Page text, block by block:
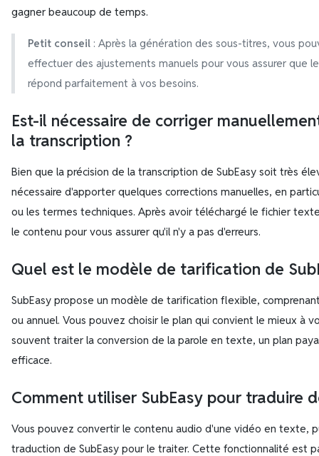
gagner beaucoup de temps.
Petit conseil: Après la génération des sous-titres, vous
effectuer des ajustements manuels pour vous assurer que
répond parfaitement à vos besoins.
Est-il nécessaire de corriger
la transcription ?
Bien que la précision de la transcription de SubEasy soit très
nécessaire d'apporter quelques corrections manuelles, en
ou les termes techniques. Après avoir téléchargé le fichier
le contenu pour vous assurer qu'il n'y a pas d'erreurs.
Quel est le modèle de tarification de
SubEasy propose un modèle de tarification flexible,
ou annuel. Vous pouvez choisir le plan qui convient le mieux à
souvent traiter la conversion de la parole en texte, un plan
efficace.
Comment utiliser SubEasy pour traduire
Vous pouvez convertir le contenu audio d'une vidéo en texte,
traduction de SubEasy pour le traiter. Cette fonctionnalité est